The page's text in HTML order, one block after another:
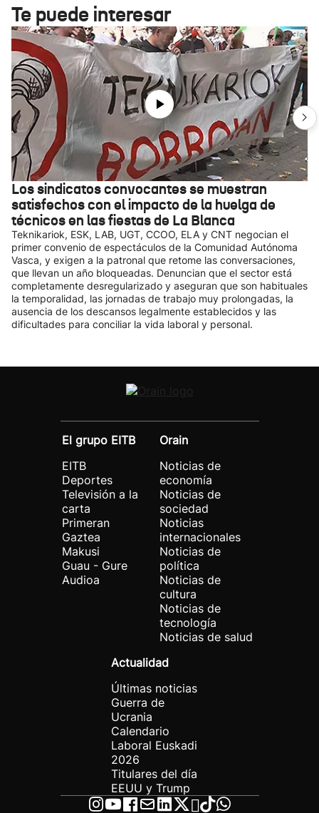
Te puede interesar
Los sindicatos convocantes se muestran
satisfechos con el impacto de la huelga de
técnicos en las fiestas de La Blanca
Teknikariok, ESK, LAB, UGT, CCOO, ELA y CNT negocian el
primer convenio de espectáculos de la Comunidad Autónoma
Vasca, y exigen a la patronal que retome las conversaciones,
que llevan un año bloqueadas. Denuncian que el sector está
completamente desregularizado y aseguran que son habituales
la temporalidad, las jornadas de trabajo muy prolongadas, la
ausencia de los descansos legalmente establecidos y las
dificultades para conciliar la vida laboral y personal.
El grupo EITB
EITB
Deportes
Televisión a la
carta
Primeran
Gaztea
Makusi
Guau - Gure
Audioa
Orain
Noticias de
economía
Noticias de
sociedad
Noticias
internacionales
Noticias de
política
Noticias de
cultura
Noticias de
tecnología
Noticias de salud
Actualidad
Últimas noticias
Guerra de
Ucrania
Calendario
Laboral Euskadi
2026
Titulares del día
EEUU y Trump